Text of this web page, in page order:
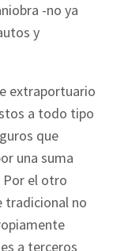
-no ya
y
extraportuario
a todo tipo
que
una suma
Por el otro
tradicional no
a terceros